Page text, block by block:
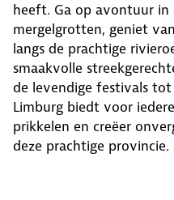
heeft. Ga op avontuur in
mergelgrotten, geniet
langs de prachtige
smaakvolle
de levendige festivals
Limburg biedt voor
prikkelen en creëer
deze prachtige provincie.